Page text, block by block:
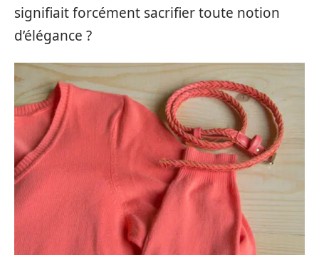
signifiait forcément sacrifier toute notion
d’élégance ?